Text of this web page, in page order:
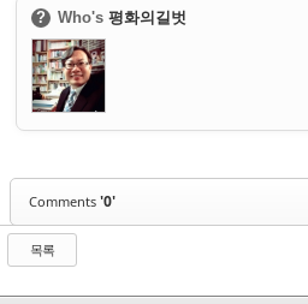
? Who's 평화의길벗
Comments '0'
목록